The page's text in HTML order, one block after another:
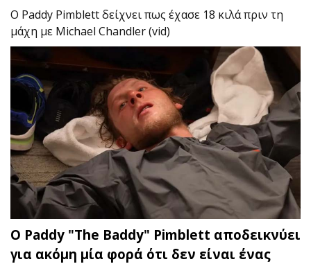
O Paddy Pimblett δείχνει πως έχασε 18 κιλά πριν τη
μάχη με Michael Chandler (vid)
Ο Paddy "The Baddy" Pimblett αποδεικνύει
για ακόμη μία φορά ότι δεν είναι ένας